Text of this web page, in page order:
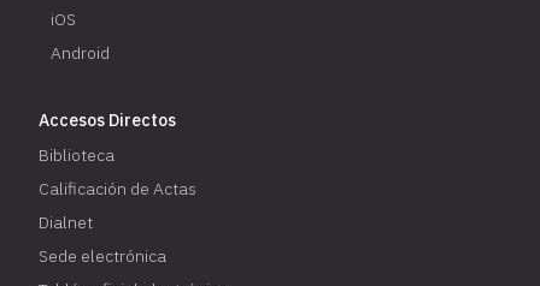
iOS
Android
Accesos Directos
Biblioteca
Calificación de Actas
Dialnet
Sede electrónica